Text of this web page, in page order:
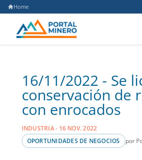
Home
16/11/2022 - Se
conservación de
con enrocados
INDUSTRIA · 16 NOV. 2022
OPORTUNIDADES DE NEGOCIOS
por